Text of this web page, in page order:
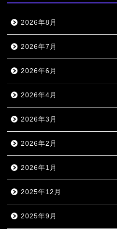
2026年8月
2026年7月
2026年6月
2026年4月
2026年3月
2026年2月
2026年1月
2025年12月
2025年9月